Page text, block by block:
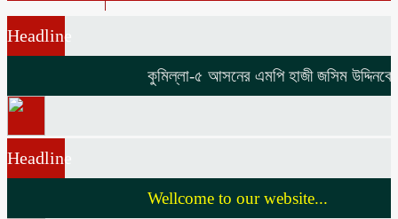
Headline
কুমিল্লা-৫ আসনের এমপি হাজী জসিম উদ্দিনকে
Headline
Wellcome to our website...